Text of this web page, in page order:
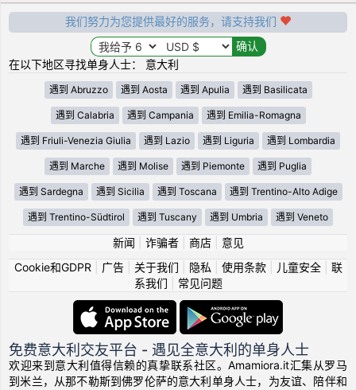
我们努力为您提供最好的服务，请支持我们
在以下地区寻找单身人士： 意大利
遇到 Abruzzo 遇到 Aosta 遇到 Apulia 遇到 Basilicata
遇到 Calabria 遇到 Campania 遇到 Emilia-Romagna
遇到 Friuli-Venezia Giulia 遇到 Lazio 遇到 Liguria 遇到 Lombardia
遇到 Marche 遇到 Molise 遇到 Piemonte 遇到 Puglia
遇到 Sardegna 遇到 Sicilia 遇到 Toscana 遇到 Trentino-Alto Adige
遇到 Trentino-Südtirol 遇到 Tuscany 遇到 Umbria 遇到 Veneto
新闻 诈骗者| 商店| 意见
Cookie和GDPR
广告| 关于我们 隐私 使用条款| 儿童安全| 联
系我们
常见问题
免费意大利交友平台 - 遇见全意大利的单身人士
欢迎来到意大利值得信赖的真挚联系社区。Amamiora.it汇集从罗马
到米兰，从那不勒斯到佛罗伦萨的意大利单身人士，为友谊、陪伴和